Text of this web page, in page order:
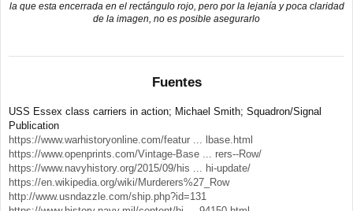
la que esta encerrada en el rectángulo rojo, pero por la lejanía y poca claridad
de la imagen, no es posible asegurarlo
Fuentes
USS Essex class carriers in action; Michael Smith; Squadron/Signal
Publication
https://www.warhistoryonline.com/featur ... lbase.html
https://www.openprints.com/Vintage-Base ... rers--Row/
https://www.navyhistory.org/2015/09/his ... hi-update/
https://en.wikipedia.org/wiki/Murderers%27_Row
http://www.usndazzle.com/ship.php?id=131